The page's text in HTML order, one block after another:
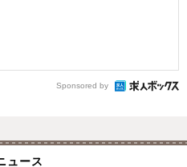
Sponsored by
ュース